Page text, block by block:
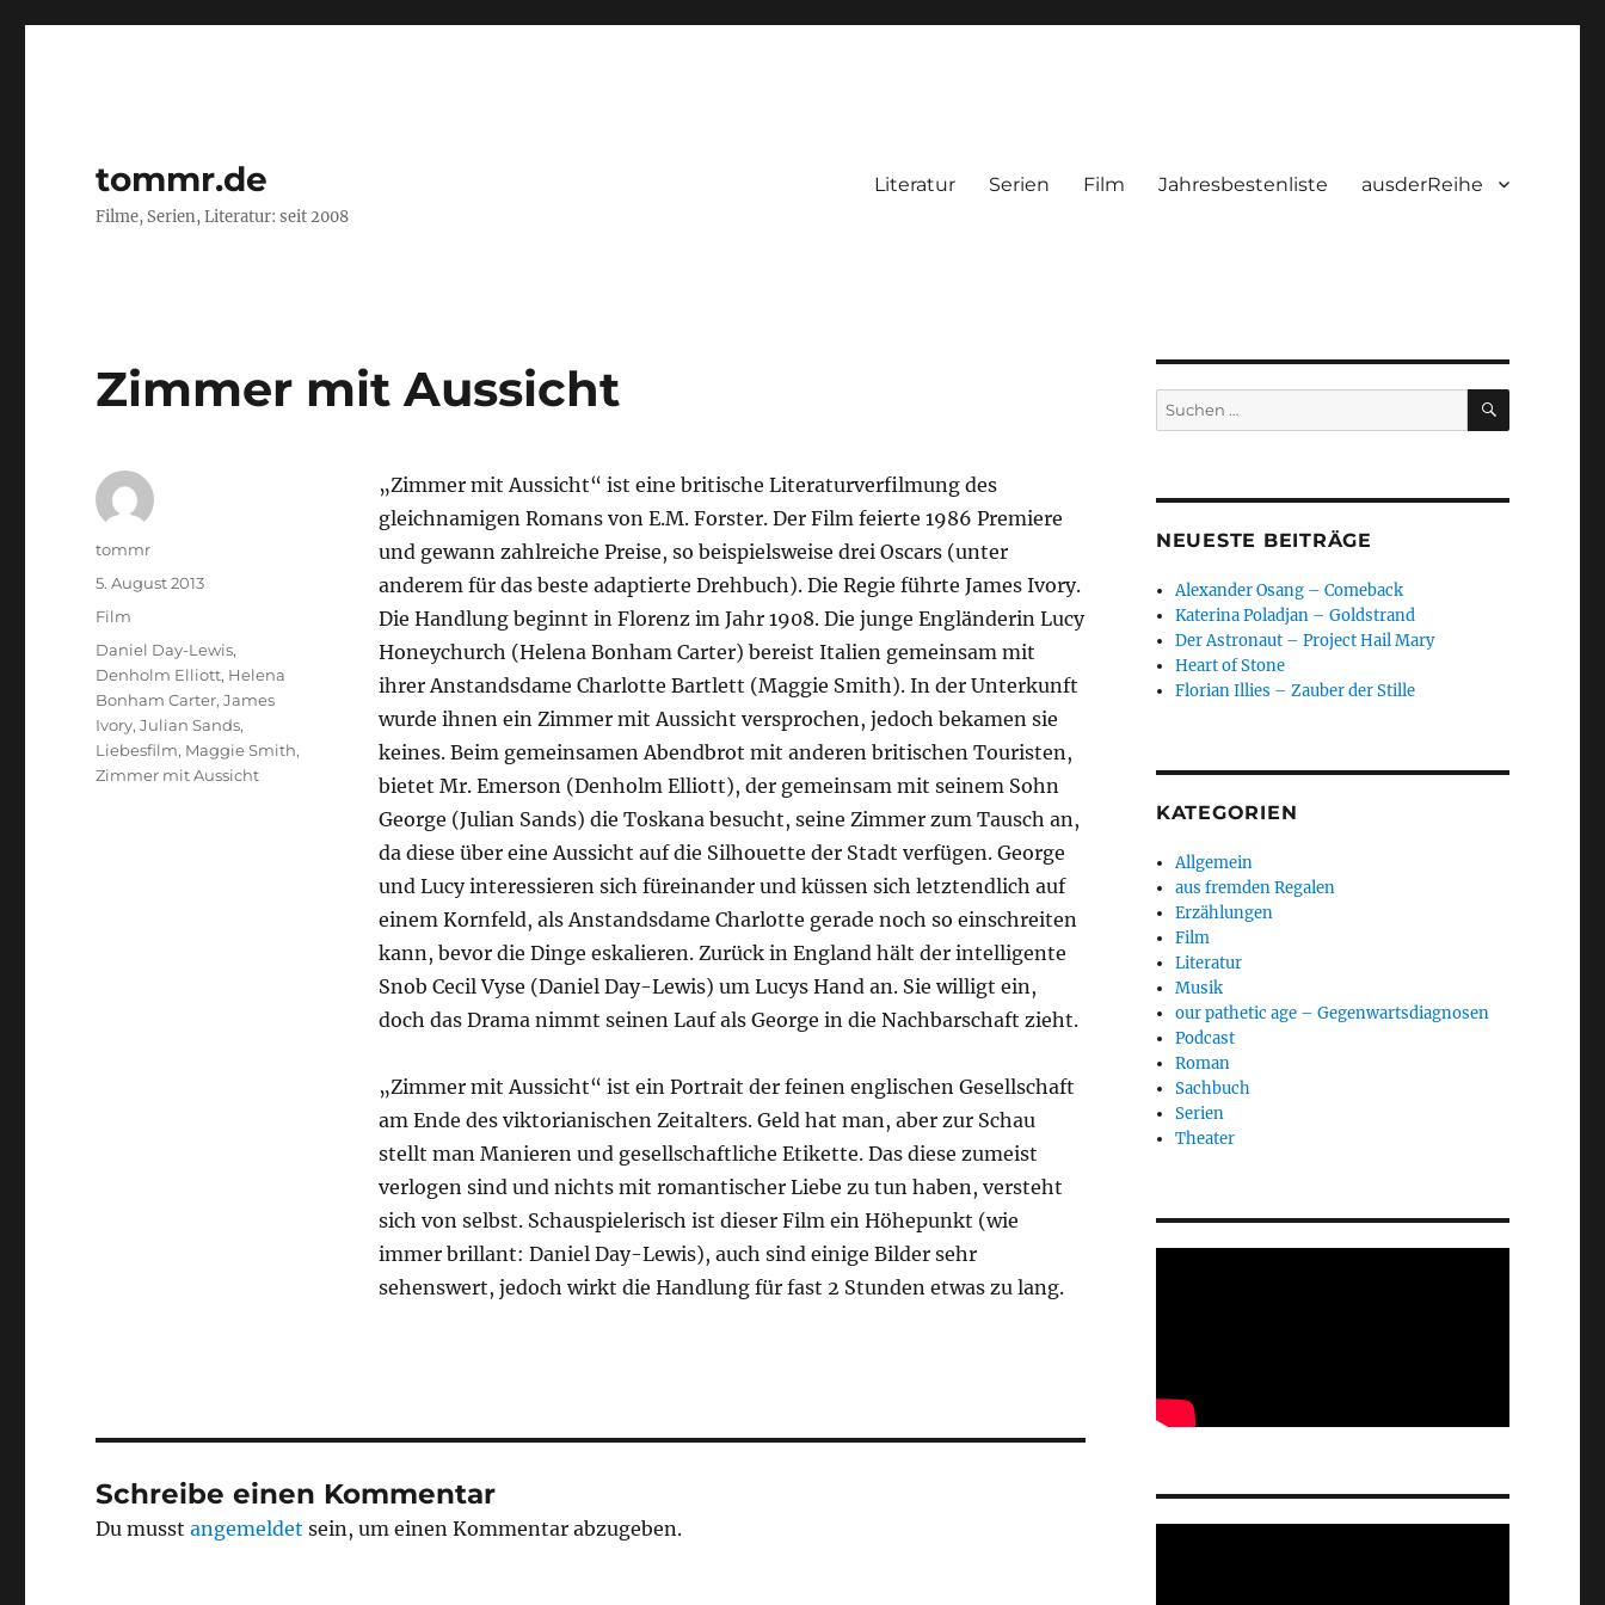
tommr.de
Filme, Serien, Literatur: seit 2008
Literatur Serien Film Jahresbestenliste ausderReihe
Zimmer mit Aussicht
„Zimmer mit Aussicht“ ist eine britische Literaturverfilmung des
gleichnamigen Romans von E.M. Forster. Der Film feierte 1986 Premiere
und gewann zahlreiche Preise, so beispielsweise drei Oscars (unter
anderem für das beste adaptierte Drehbuch). Die Regie führte James Ivory.
Die Handlung beginnt in Florenz im Jahr 1908. Die junge Engländerin Lucy
Honeychurch (Helena Bonham Carter) bereist Italien gemeinsam mit
ihrer Anstandsdame Charlotte Bartlett (Maggie Smith). In der Unterkunft
wurde ihnen ein Zimmer mit Aussicht versprochen, jedoch bekamen sie
keines. Beim gemeinsamen Abendbrot mit anderen britischen Touristen,
bietet Mr. Emerson (Denholm Elliott), der gemeinsam mit seinem Sohn
George (Julian Sands) die Toskana besucht, seine Zimmer zum Tausch an,
da diese über eine Aussicht auf die Silhouette der Stadt verfügen. George
und Lucy interessieren sich füreinander und küssen sich letztendlich auf
einem Kornfeld, als Anstandsdame Charlotte gerade noch so einschreiten
kann, bevor die Dinge eskalieren. Zurück in England hält der intelligente
Snob Cecil Vyse (Daniel Day-Lewis) um Lucys Hand an. Sie willigt ein,
doch das Drama nimmt seinen Lauf als George in die Nachbarschaft zieht.
„Zimmer mit Aussicht“ ist ein Portrait der feinen englischen Gesellschaft
am Ende des viktorianischen Zeitalters. Geld hat man, aber zur Schau
stellt man Manieren und gesellschaftliche Etikette. Das diese zumeist
verlogen sind und nichts mit romantischer Liebe zu tun haben, versteht
sich von selbst. Schauspielerisch ist dieser Film ein Höhepunkt (wie
immer brillant: Daniel Day-Lewis), auch sind einige Bilder sehr
sehenswert, jedoch wirkt die Handlung für fast 2 Stunden etwas zu lang.
Autor
tommr
Veröffentlicht
am
5. August 2013
Kategorien
Film
Schlagwörter
Daniel Day-Lewis,
Denholm Elliott, Helena
Bonham Carter,James
Ivory,Julian Sands,
Liebesfilm, Maggie Smith,
Zimmer mit Aussicht
Schreibe einen Kommentar
Du musstangemeldet sein, um einen Kommentar abzugeben.
Suchen
nach:
SUCHEN
NEUESTE BEITRÄGE
Alexander Osang – Comeback
Katerina Poladjan – Goldstrand
Der Astronaut – Project Hail Mary
Heart of Stone
Florian Illies – Zauber der Stille
KATEGORIEN
Allgemein
aus fremden Regalen
Erzählungen
Film
Literatur
Musik
our pathetic age – Gegenwartsdiagnosen
Podcast
Roman
Sachbuch
Serien
Theater